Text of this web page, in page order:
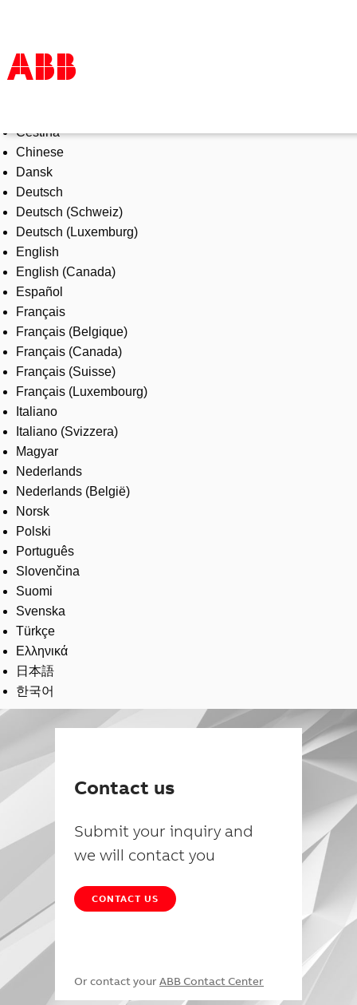
Products & Solutions
Industries
Services
About us
Where to buy
Contact us
Careers
Čeština
Chinese
Dansk
Deutsch
Deutsch (Schweiz)
Deutsch (Luxemburg)
English
English (Canada)
Español
Français
Français (Belgique)
Français (Canada)
Français (Suisse)
Français (Luxembourg)
Italiano
Italiano (Svizzera)
Magyar
Nederlands
Nederlands (België)
Norsk
Polski
Português
Slovenčina
Suomi
Svenska
Türkçe
Ελληνικά
日本語
한국어
Contact us
Submit your inquiry and
we will contact you
CONTACT US
Or contact your ABB Contact Center